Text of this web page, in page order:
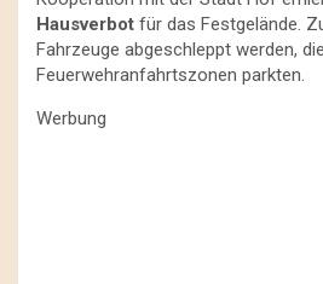
Hausverbot für das Festgelände.
Fahrzeuge abgeschleppt werden,
Feuerwehranfahrtszonen parkten.
Werbung